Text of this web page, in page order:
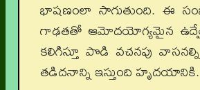
భాషణంలా సాగుతుంది. ఈ
గాఢతతో ఆమోదయోగ్యమైన
కలిగిస్తూ పొడి వచనపు
తడిదనాన్ని ఇస్తుంది హృదయానికి.